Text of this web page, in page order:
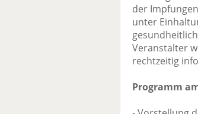
der
unter
Veranstalter
rechtzeitig
Programm